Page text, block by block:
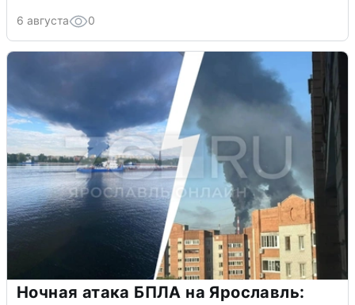
6 августа 0
Ночная атака БПЛА на Ярославль: